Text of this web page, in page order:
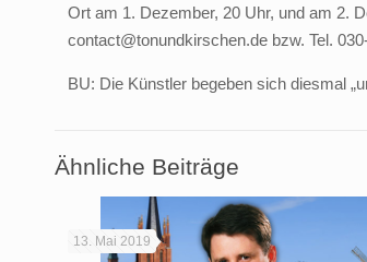
Ort am 1. Dezember, 20 Uhr, und am 2.
contact@tonundkirschen.de bzw. Tel.
BU: Die Künstler begeben sich diesmal
Ähnliche Beiträge
13. Mai 2019